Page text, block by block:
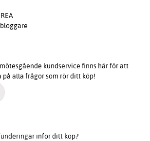
kundservice finns här för att
på alla frågor som rör ditt köp!
inför ditt köp?